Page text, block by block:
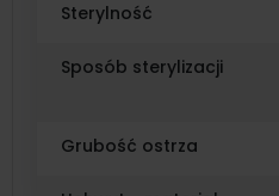
Sterylność
Sposób sterylizacji
Grubość ostrza